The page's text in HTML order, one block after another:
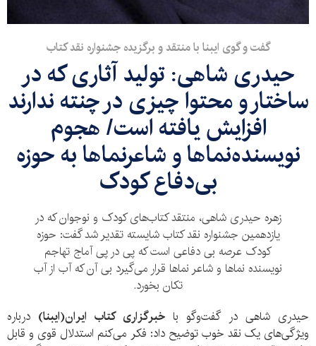
گفت و گوی ایبنا با منتقد و برگزیده جشنواره نقد کتاب
حیدری شاهی: تولید آثاری که در
ساختار و محتوا چیزی در چنته ندارند
افزایش یافته است/ هجوم
نویسنده‌‌نماها و شاعرنماها به حوزه
بی‌دفاع کودک
زهره حیدری شاهی، منتقد کتاب‌های کودک و نوجوان که در
یازدهمین جشنواره نقد کتاب شایسته تقدیر شد گفت: حوزه
کودک عرصه بی دفاعی است که پی در پی آماج تهاجم
نویسنده‌ نماها و شاعر نماها قرار می‌گیرد بی آن که آب از آب
تکان بخورد.
حیدری شاهی در گفت‌وگو با خبرگزاری کتاب ایران(ایبنا) درباره
ویژگی‌های یک نقد خوب توضیح داد: فکر می‌کنم استدلال قوی و قابل